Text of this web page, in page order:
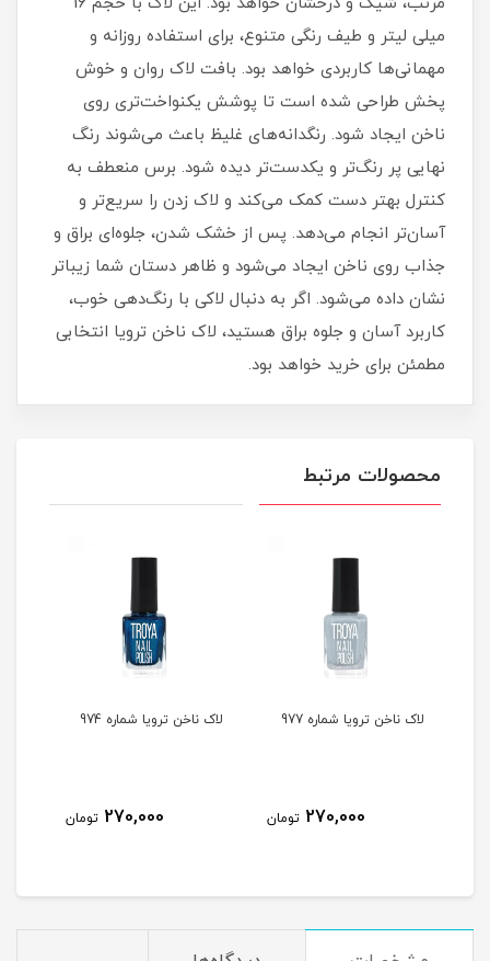
میلی‌ لیتر و طیف رنگی متنوع، برای استفاده روزانه و
مهمانی‌ها کاربردی خواهد بود. بافت لاک روان و خوش‌
پخش طراحی شده است تا پوشش یکنواخت‌تری روی
ناخن ایجاد شود. رنگدانه‌های غلیظ باعث می‌شوند رنگ
نهایی پر رنگ‌تر و یکدست‌تر دیده شود. برس منعطف به
کنترل بهتر دست کمک می‌کند و لاک زدن را سریع‌تر و
آسان‌تر انجام می‌دهد. پس از خشک شدن، جلوه‌ای براق و
جذاب روی ناخن ایجاد می‌شود و ظاهر دستان شما زیباتر
نشان داده می‌شود. اگر به دنبال لاکی با رنگ‌دهی خوب،
کاربرد آسان و جلوه براق هستید، لاک ناخن ترویا انتخابی
مطمئن برای خرید خواهد بود.
محصولات مرتبط
لاک ناخن ترویا شماره 977
270,000 تومان
لاک ناخن ترویا شماره 974
270,000 تومان